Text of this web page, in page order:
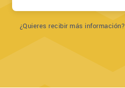
¿Quieres recibir más información?